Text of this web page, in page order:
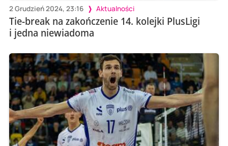
2 Grudzień 2024, 23:16 Aktualności
Tie-break na zakończenie 14. kolejki PlusLigi
i jedna niewiadoma